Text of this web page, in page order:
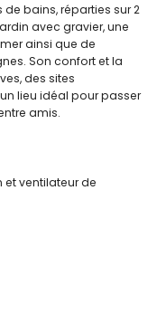
bains, réparties sur 2
avec gravier, une
ainsi que de
Son confort et la
des sites
lieu idéal pour passer
amis.
ventilateur de